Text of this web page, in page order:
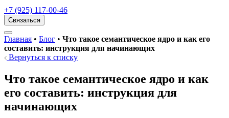
+7 (925) 117-00-46
Связаться
Главная • Блог • Что такое семантическое ядро и как его
составить: инструкция для начинающих
Вернуться к списку
Что такое семантическое ядро и как
его составить: инструкция для
начинающих